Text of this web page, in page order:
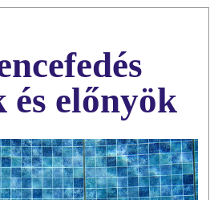
és előnyök